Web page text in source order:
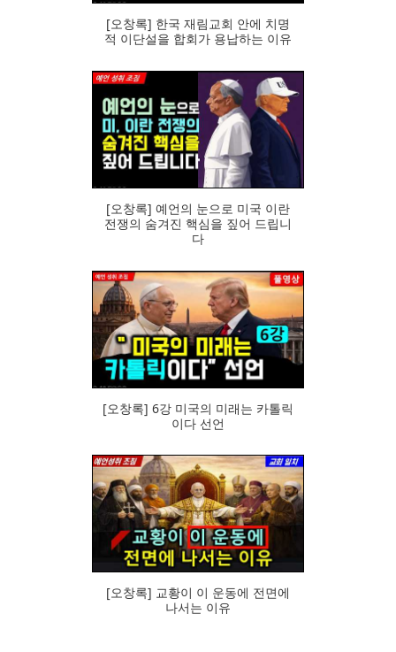
[오창록] 한국 재림교회 안에 치명
적 이단설을 합회가 용납하는 이유
81
[오창록] 예언의 눈으로 미국 이란
전쟁의 숨겨진 핵심을 짚어 드립니
다
101
[오창록] 6강 미국의 미래는 카톨릭
이다 선언
70
[오창록] 교황이 이 운동에 전면에
나서는 이유